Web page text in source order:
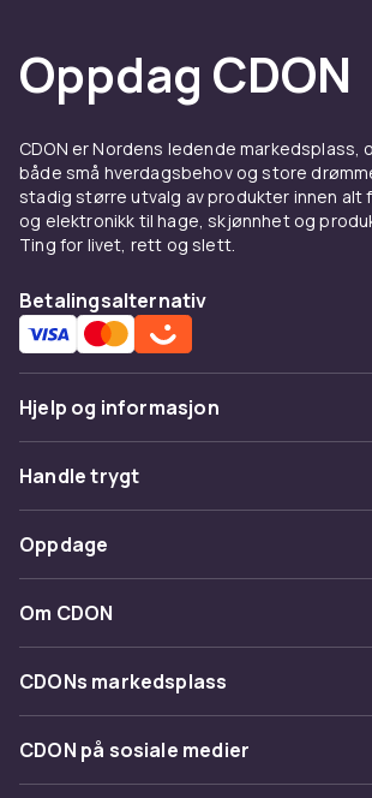
Oppdag CDON
CDON er Nordens ledende markedsplass,
både små hverdagsbehov og store
stadig større utvalg av produkter innen alt
og elektronikk til hage, skjønnhet og
Ting for livet, rett og slett.
Betalingsalternativ
Hjelp og informasjon
Vanlige spørsmål
Spor pakke
Angre & returner her
Kontakt oss
Handle trygt
Betaling
Levering
Tilbakekallinger
Oppdage
Kategorier
Varemerker
Om CDON
Om oss
Kundeanmeldelser
Jobbe på CDON
CDONs markedsplass
Merchant Help Center
CDON på sosiale medier